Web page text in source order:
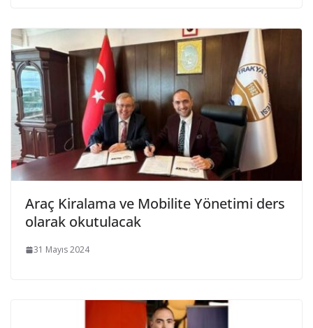
Araç Kiralama ve Mobilite Yönetimi ders
olarak okutulacak
31 Mayıs 2024